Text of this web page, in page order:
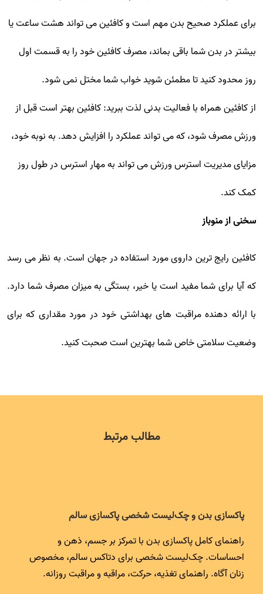
برای عملکرد صحیح بدن مهم است و کافئین می تواند هشت ساعت یا
بیشتر در بدن شما باقی بماند، مصرف کافئین خود را به قسمت اول
روز محدود کنید تا مطمئن شوید خواب شما مختل نمی شود.
از کافئین همراه با فعالیت بدنی لذت ببرید: کافئین بهتر است قبل از
ورزش مصرف شود، که می تواند عملکرد را افزایش دهد. به نوبه خود،
مزایای مدیریت استرس ورزش می تواند به مهار استرس در طول روز
کمک کند.
سخنی از منوباز
کافئین رایج ترین داروی مورد استفاده در جهان است. به نظر می رسد
که آیا برای شما مفید است یا خیر، بستگی به میزان مصرف شما دارد.
با ارائه دهنده مراقبت های بهداشتی خود در مورد مقداری که برای
وضعیت سلامتی خاص شما بهترین است صحبت کنید.
مطالب مرتبط